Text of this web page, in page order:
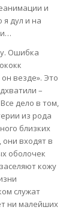
и
я дул и на
Ошибка
везде». Это
–
дело в том,
из рода
близких
входят в
оболочек
кожу
служат
ни малейших